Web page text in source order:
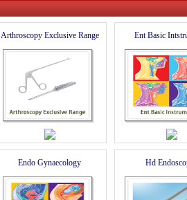
Arthroscopy Exclusive Range Ent Basic
Endo Gynaecology Hd